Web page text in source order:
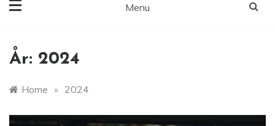
Menu
År: 2024
Home » 2024